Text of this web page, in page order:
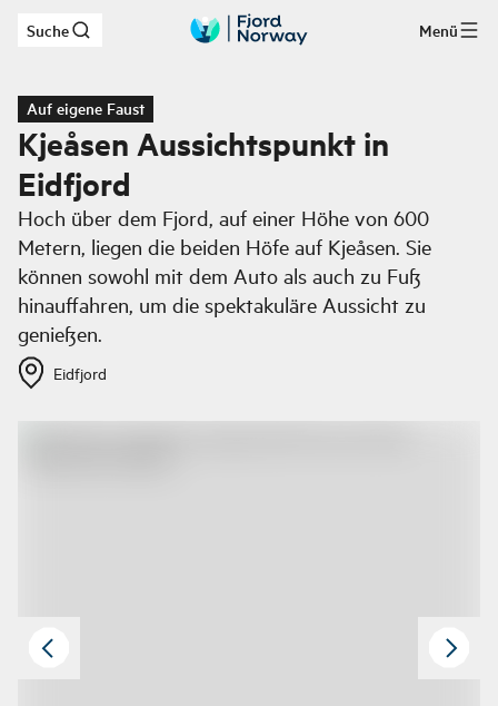
Zum Hauptinhalt
Suche Menü
Auf eigene Faust
Kjeåsen Aussichtspunkt in
Eidfjord
Hoch über dem Fjord, auf einer Höhe von 600
Metern, liegen die beiden Höfe auf Kjeåsen. Sie
können sowohl mit dem Auto als auch zu Fuß
hinauffahren, um die spektakuläre Aussicht zu
genießen.
Eidfjord